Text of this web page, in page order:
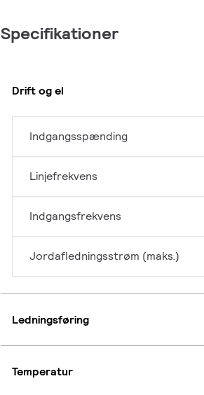
Specifikationer
Drift og el
Indgangsspænding
Linjefrekvens
Indgangsfrekvens
Jordafledningsstrøm (maks.)
Ledningsføring
Temperatur